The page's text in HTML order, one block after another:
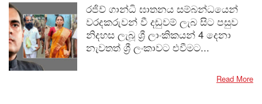
රජිව් ගාන්ධි ඝාතනය සම්බන්ධයෙන්
වරදකරුවන් වී දඬුවම් ලැබ සිට පසුව
නිදහස ලැබූ ශ්‍රී ලාංකිකයන් 4 දෙනා
නැවතත් ශ්‍රී ලංකාවට එවීමට...
Read More